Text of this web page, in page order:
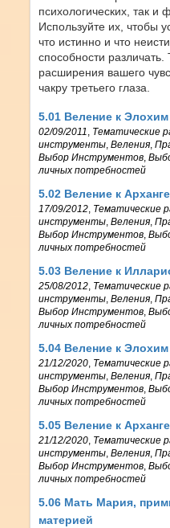
психологических, так и
Используйте их, чтобы
что истинно и что
способности
расширения вашего
чакру третьего глаза.
5.01 Веление к
02/09/2011, Тематические
инструменты,Веления,
Выбор Инструментов,
личных потребностей
5.02 Веление к
17/09/2012, Тематические
инструменты,Веления,
Выбор Инструментов,
личных потребностей
5.03 Веление к
25/08/2012, Тематические
инструменты,Веления,
Выбор Инструментов,
личных потребностей
5.04 Веление к
21/12/2020, Тематические
инструменты,Веления,
Выбор Инструментов,
личных потребностей
5.05 Веление к
21/12/2020, Тематические
инструменты,Веления,
Выбор Инструментов,
личных потребностей
5.06 Мать Мария,
материей